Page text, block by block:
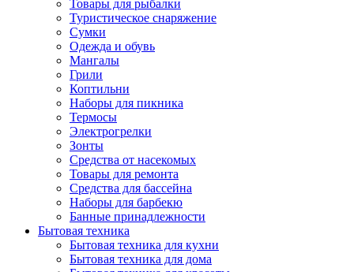
Товары для рыбалки
Туристическое снаряжение
Сумки
Одежда и обувь
Мангалы
Грили
Коптильни
Наборы для пикника
Термосы
Электрогрелки
Зонты
Средства от насекомых
Товары для ремонта
Средства для бассейна
Наборы для барбекю
Банные принадлежности
Бытовая техника
Бытовая техника для кухни
Бытовая техника для дома